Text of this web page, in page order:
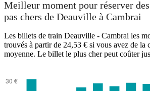
Meilleur moment pour réserver
pas chers de Deauville à Cambrai
Les billets de train Deauville - Cambrai les
trouvés à partir de 24,53 € si vous avez de la
moyenne. Le billet le plus cher peut coûter